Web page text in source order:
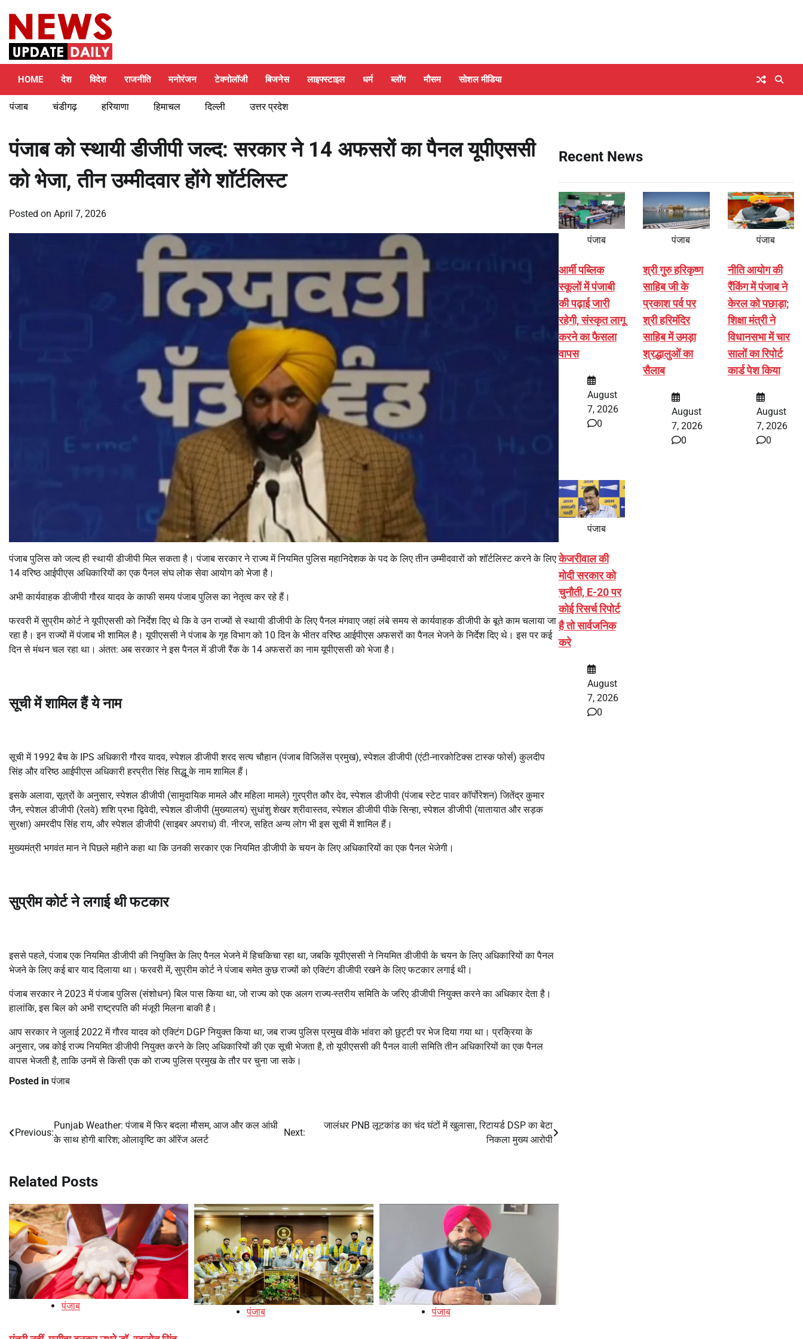
content
HOME देश विदेश राजनीति मनोरंजन टेक्नोलॉजी बिजनेस लाइफ्स्टाइल धर्म ब्लॉग मौसम सोशल मीडिया
पंजाब चंडीगढ़ हरियाणा हिमाचल दिल्ली उत्तर प्रदेश
पंजाब को स्थायी डीजीपी जल्द: सरकार ने 14 अफसरों का पैनल यूपीएससी
को भेजा, तीन उम्मीदवार होंगे शाॅर्टलिस्ट
Posted on April 7, 2026
पंजाब पुलिस को जल्द ही स्थायी डीजीपी मिल सकता है। पंजाब सरकार ने राज्य में नियमित पुलिस महानिदेशक के पद के लिए तीन उम्मीदवारों को शॉर्टलिस्ट करने के लिए
14 वरिष्ठ आईपीएस अधिकारियों का एक पैनल संघ लोक सेवा आयोग को भेजा है।
अभी कार्यवाहक डीजीपी गौरव यादव के काफी समय पंजाब पुलिस का नेतृत्व कर रहे हैं।
फरवरी में सुप्रीम कोर्ट ने यूपीएससी को निर्देश दिए थे कि वे उन राज्यों से स्थायी डीजीपी के लिए पैनल मंगवाए जहां लंबे समय से कार्यवाहक डीजीपी के बूते काम चलाया जा
रहा है। इन राज्यों में पंजाब भी शामिल है। यूपीएससी ने पंजाब के गृह विभाग को 10 दिन के भीतर वरिष्ठ आईपीएस अफसरों का पैनल भेजने के निर्देश दिए थे। इस पर कई
दिन से मंथन चल रहा था। अंतत: अब सरकार ने इस पैनल में डीजी रैंक के 14 अफसरों का नाम यूपीएससी को भेजा है।
सूची में शामिल हैं ये नाम
सूची में 1992 बैच के IPS अधिकारी गौरव यादव, स्पेशल डीजीपी शरद सत्य चौहान (पंजाब विजिलेंस प्रमुख), स्पेशल डीजीपी (एंटी-नारकोटिक्स टास्क फोर्स) कुलदीप
सिंह और वरिष्ठ आईपीएस अधिकारी हरप्रीत सिंह सिद्धू के नाम शामिल हैं।
इसके अलावा, सूत्रों के अनुसार, स्पेशल डीजीपी (सामुदायिक मामले और महिला मामले) गुरप्रीत कौर देव, स्पेशल डीजीपी (पंजाब स्टेट पावर कॉर्पोरेशन) जितेंद्र कुमार
जैन, स्पेशल डीजीपी (रेलवे) शशि प्रभा द्विवेदी, स्पेशल डीजीपी (मुख्यालय) सुधांशु शेखर श्रीवास्तव, स्पेशल डीजीपी पीके सिन्हा, स्पेशल डीजीपी (यातायात और सड़क
सुरक्षा) अमरदीप सिंह राय, और स्पेशल डीजीपी (साइबर अपराध) वी. नीरज, सहित अन्य लोग भी इस सूची में शामिल हैं।
मुख्यमंत्री भगवंत मान ने पिछले महीने कहा था कि उनकी सरकार एक नियमित डीजीपी के चयन के लिए अधिकारियों का एक पैनल भेजेगी।
सुप्रीम कोर्ट ने लगाई थी फटकार
इससे पहले, पंजाब एक नियमित डीजीपी की नियुक्ति के लिए पैनल भेजने में हिचकिचा रहा था, जबकि यूपीएससी ने नियमित डीजीपी के चयन के लिए अधिकारियों का पैनल
भेजने के लिए कई बार याद दिलाया था। फरवरी में, सुप्रीम कोर्ट ने पंजाब समेत कुछ राज्यों को एक्टिंग डीजीपी रखने के लिए फटकार लगाई थी।
पंजाब सरकार ने 2023 में पंजाब पुलिस (संशोधन) बिल पास किया था, जो राज्य को एक अलग राज्य-स्तरीय समिति के जरिए डीजीपी नियुक्त करने का अधिकार देता है।
हालांकि, इस बिल को अभी राष्ट्रपति की मंजूरी मिलना बाकी है।
आप सरकार ने जुलाई 2022 में गौरव यादव को एक्टिंग DGP नियुक्त किया था, जब राज्य पुलिस प्रमुख वीके भांवरा को छुट्टी पर भेज दिया गया था। प्रक्रिया के
अनुसार, जब कोई राज्य नियमित डीजीपी नियुक्त करने के लिए अधिकारियों की एक सूची भेजता है, तो यूपीएससी की पैनल वाली समिति तीन अधिकारियों का एक पैनल
वापस भेजती है, ताकि उनमें से किसी एक को राज्य पुलिस प्रमुख के तौर पर चुना जा सके।
Posted inपंजाब
Post
Previous:
Punjab Weather: पंजाब में फिर बदला मौसम, आज और कल आंधी
के साथ होगी बारिश; ओलावृष्टि का ऑरेंज अलर्ट
Next:
जालंधर PNB लूटकांड का चंद घंटों में खुलासा, रिटायर्ड DSP का बेटा
निकला मुख्य आरोपी
Related Posts
पंजाब
पंजाब पंजाब
Recent News
पंजाब
आर्मी पब्लिक
स्कूलों में पंजाबी
की पढ़ाई जारी
रहेगी, संस्कृत लागू
करने का फैसला
वापस
August
7, 2026
0
पंजाब
श्री गुरु हरिकृष्ण
साहिब जी के
प्रकाश पर्व पर
श्री हरिमंदिर
साहिब में उमड़ा
श्रद्धालुओं का
सैलाब
August
7, 2026
0
पंजाब
नीति आयोग की
रैंकिंग में पंजाब ने
केरल को पछाड़ा;
शिक्षा मंत्री ने
विधानसभा में चार
सालों का रिपोर्ट
कार्ड पेश किया
August
7, 2026
0
पंजाब
केजरीवाल की
मोदी सरकार को
चुनौती, E-20 पर
कोई रिसर्च रिपोर्ट
है तो सार्वजनिक
करे
August
7, 2026
0